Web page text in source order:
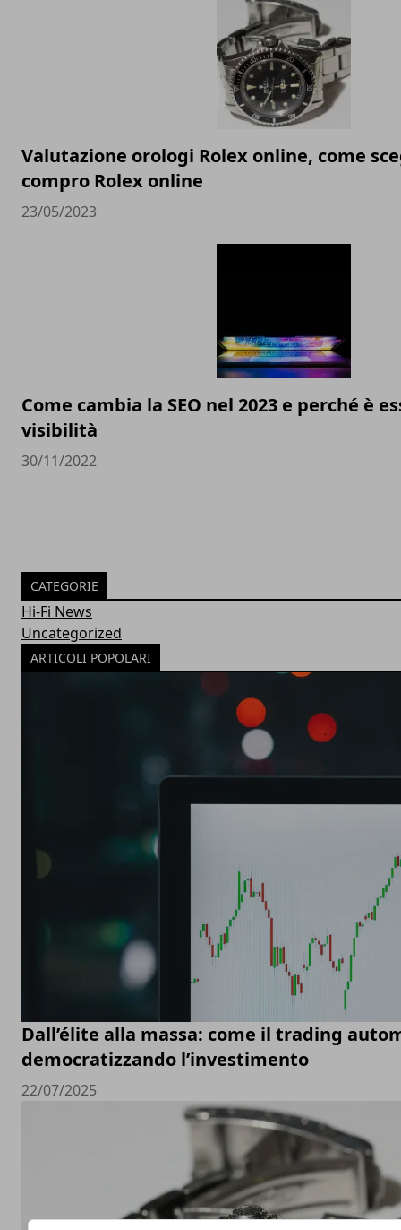
Valutazione orologi Rolex online, come
compro Rolex online
23/05/2023
Come cambia la SEO nel 2023 e perché è
visibilità
30/11/2022
CATEGORIE
Hi-Fi News
Uncategorized
ARTICOLI POPOLARI
Dall’élite alla massa: come il trading
democratizzando l’investimento
22/07/2025